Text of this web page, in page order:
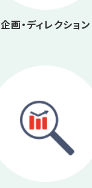
企画・ディレクション